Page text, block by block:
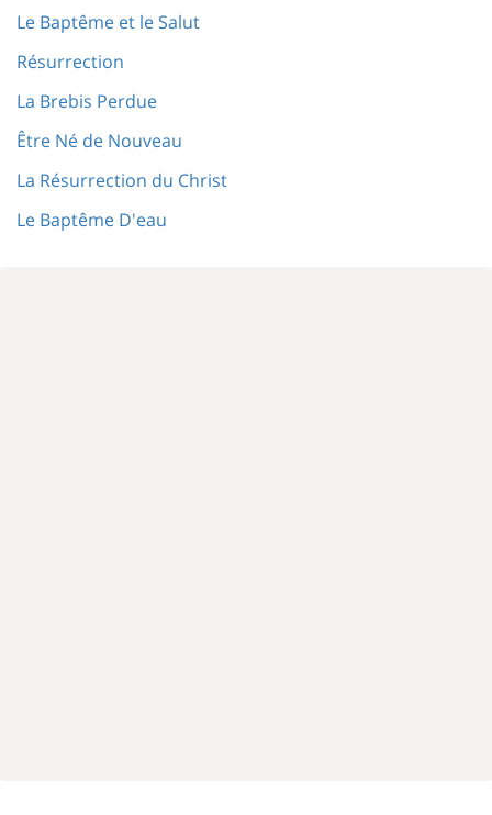
Le Baptême et le Salut
Résurrection
La Brebis Perdue
Être Né de Nouveau
La Résurrection du Christ
Le Baptême D'eau